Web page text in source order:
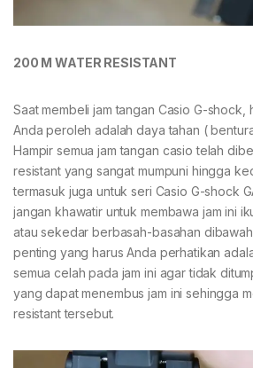
200 M WATER RESISTANT
Saat membeli jam tangan Casio G-shock,
Anda peroleh adalah daya tahan (
Hampir semua jam tangan casio telah
resistant yang sangat mumpuni hingga
termasuk juga untuk seri Casio G-shock
jangan khawatir untuk membawa jam ini
atau sekedar berbasah-basahan
penting yang harus Anda perhatikan
semua celah pada jam ini agar tidak
yang dapat menembus jam ini sehingga
resistant tersebut.